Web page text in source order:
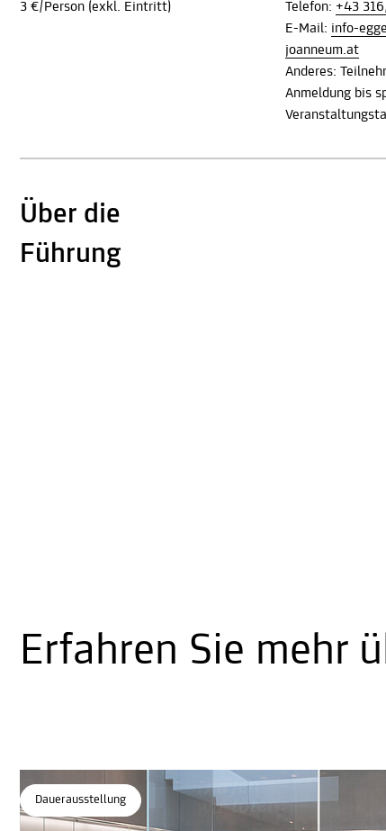
3 €/Person (exkl. Eintritt)
Telefon: +43
E-Mail: info-
joanneum.at
Anderes:
Anmeldung bis
Über die
Führung
Erfahren Sie mehr
Dauerausstellung